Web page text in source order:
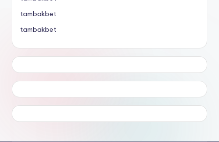
tambakbet
tambakbet